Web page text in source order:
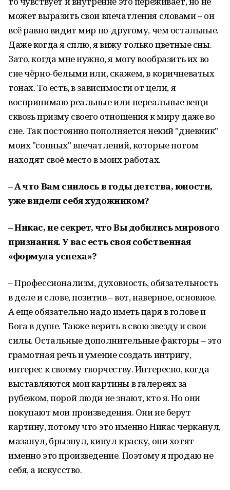
может выразить свои впечатления словами – он
всё равно видит мир по-другому, чем остальные.
Даже когда я сплю, я вижу только цветные сны.
Зато, когда мне нужно, я могу вообразить их во
сне чёрно-белыми или, скажем, в коричневатых
тонах. То есть, в зависимости от цели, я
воспринимаю реальные или нереальные вещи
сквозь призму своего отношения к миру даже во
сне. Так постоянно пополняется некий "дневник"
моих "сонных" впечатлений, которые потом
находят своё место в моих работах.
– А что Вам снилось в годы детства, юности,
уже видели себя художником?
– Никас, не секрет, что Вы добились мирового
признания. У вас есть своя собственная
«формула успеха»?
– Профессионализм, духовность, обязательность
в деле и слове, позитив – вот, наверное, основное.
А еще обязательно надо иметь царя в голове и
Бога в душе. Также верить в свою звезду и свои
силы. Остальные дополнительные факторы – это
грамотная речь и умение создать интригу,
интерес к своему творчеству. Интересно, когда
выставляются мои картины в галереях за
рубежом, порой люди не знают, кто я. Но они
покупают мои произведения. Они не берут
картину, потому что это именно Никас черканул,
мазанул, брызнул, кинул краску, они хотят
именно это произведение. Поэтому я продаю не
себя, а искусство.